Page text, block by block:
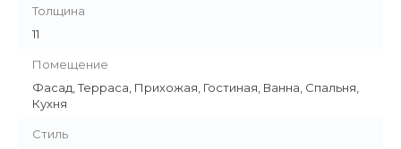
Толщина
11
Помещение
Фасад, Терраса, Прихожая, Гостиная, Ванна, Спальня,
Кухня
Стиль